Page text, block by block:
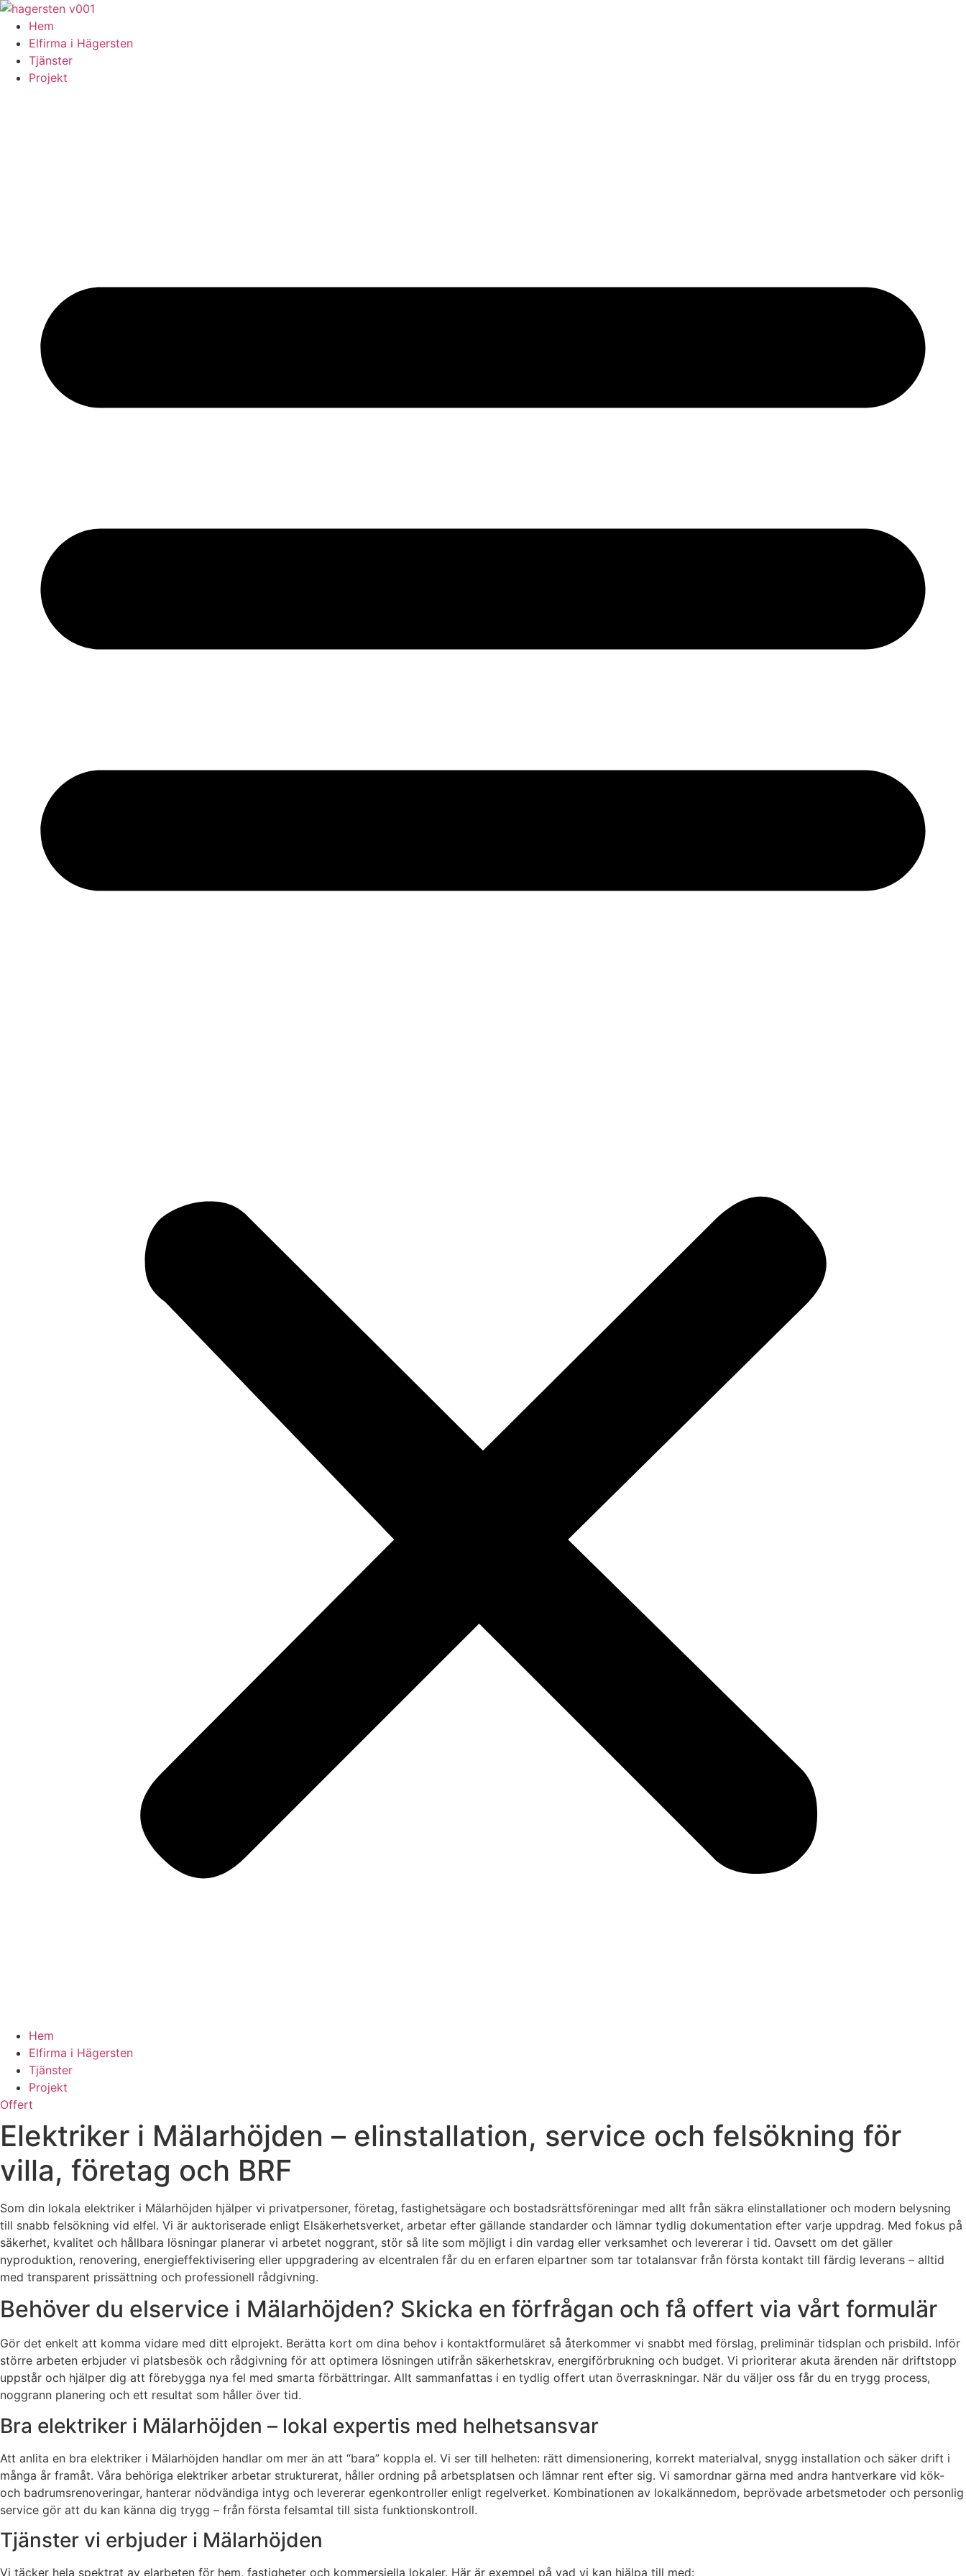
Skip
content
Hem
Elfirma i Hägersten
Tjänster
Projekt
Hem
Elfirma i Hägersten
Tjänster
Projekt
Offert
Elektriker i Mälarhöjden – elinstallation, service och felsökning för
villa, företag och BRF
Som din lokala elektriker i Mälarhöjden hjälper vi privatpersoner, företag, fastighetsägare och bostadsrättsföreningar med allt från säkra elinstallationer och modern belysning
till snabb felsökning vid elfel. Vi är auktoriserade enligt Elsäkerhetsverket, arbetar efter gällande standarder och lämnar tydlig dokumentation efter varje uppdrag. Med fokus på
säkerhet, kvalitet och hållbara lösningar planerar vi arbetet noggrant, stör så lite som möjligt i din vardag eller verksamhet och levererar i tid. Oavsett om det gäller
nyproduktion, renovering, energieffektivisering eller uppgradering av elcentralen får du en erfaren elpartner som tar totalansvar från första kontakt till färdig leverans – alltid
med transparent prissättning och professionell rådgivning.
Behöver du elservice i Mälarhöjden? Skicka en förfrågan och få offert via vårt formulär
Gör det enkelt att komma vidare med ditt elprojekt. Berätta kort om dina behov i kontaktformuläret så återkommer vi snabbt med förslag, preliminär tidsplan och prisbild. Inför
större arbeten erbjuder vi platsbesök och rådgivning för att optimera lösningen utifrån säkerhetskrav, energiförbrukning och budget. Vi prioriterar akuta ärenden när driftstopp
uppstår och hjälper dig att förebygga nya fel med smarta förbättringar. Allt sammanfattas i en tydlig offert utan överraskningar. När du väljer oss får du en trygg process,
noggrann planering och ett resultat som håller över tid.
Bra elektriker i Mälarhöjden – lokal expertis med helhetsansvar
Att anlita en bra elektriker i Mälarhöjden handlar om mer än att “bara” koppla el. Vi ser till helheten: rätt dimensionering, korrekt materialval, snygg installation och säker drift i
många år framåt. Våra behöriga elektriker arbetar strukturerat, håller ordning på arbetsplatsen och lämnar rent efter sig. Vi samordnar gärna med andra hantverkare vid kök-
och badrumsrenoveringar, hanterar nödvändiga intyg och levererar egenkontroller enligt regelverket. Kombinationen av lokalkännedom, beprövade arbetsmetoder och personlig
service gör att du kan känna dig trygg – från första felsamtal till sista funktionskontroll.
Tjänster vi erbjuder i Mälarhöjden
Vi täcker hela spektrat av elarbeten för hem, fastigheter och kommersiella lokaler. Här är exempel på vad vi kan hjälpa till med: